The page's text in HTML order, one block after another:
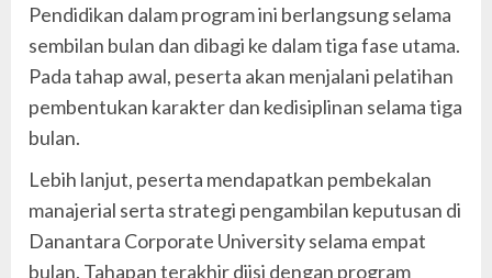
Pendidikan dalam program ini berlangsung selama
sembilan bulan dan dibagi ke dalam tiga fase utama.
Pada tahap awal, peserta akan menjalani pelatihan
pembentukan karakter dan kedisiplinan selama tiga
bulan.
Lebih lanjut, peserta mendapatkan pembekalan
manajerial serta strategi pengambilan keputusan di
Danantara Corporate University selama empat
bulan. Tahapan terakhir diisi dengan program